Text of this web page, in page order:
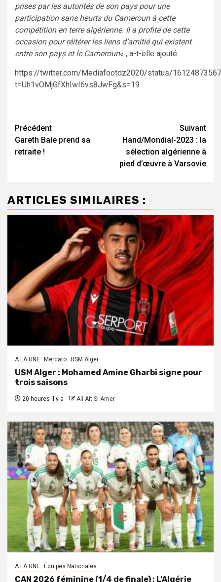
prises par les autorités de son pays pour une
participation sans heurts du Cameroun à cette
compétition en terre algérienne. Il a profité de cette
occasion pour réitérer les liens d’amitié qui existent
entre son pays et le Cameroun« , a-t-elle ajouté.
https://twitter.com/Mediafootdz2020/status/
t=Uh1vOMjGfXhIwI6vs8JwFg&s=19
Navigation
d’article
Précédent
Gareth Bale prend sa
retraite !
Suivant
Hand/Mondial-2023 : la
sélection algérienne à
pied d’œuvre à Varsovie
ARTICLES SIMILAIRES :
A LA UNE Mercato USM Alger
USM Alger : Mohamed Amine Gharbi signe pour
trois saisons
20 heures il y a Ali Ait Si Amer
A LA UNE Équipes Nationales
CAN 2026 féminine (1/4 de finale) : L’Algérie